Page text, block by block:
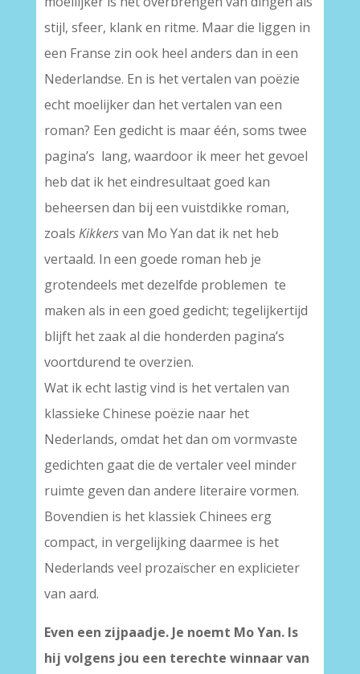
stijl, sfeer, klank en ritme. Maar die liggen in
een Franse zin ook heel anders dan in een
Nederlandse. En is het vertalen van poëzie
echt moelijker dan het vertalen van een
roman? Een gedicht is maar één, soms twee
pagina’s lang, waardoor ik meer het gevoel
heb dat ik het eindresultaat goed kan
beheersen dan bij een vuistdikke roman,
zoals Kikkersvan Mo Yan dat ik net heb
vertaald. In een goede roman heb je
grotendeels met dezelfde problemen te
maken als in een goed gedicht; tegelijkertijd
blijft het zaak al die honderden pagina’s
voortdurend te overzien.
Wat ik echt lastig vind is het vertalen van
klassieke Chinese poëzie naar het
Nederlands, omdat het dan om vormvaste
gedichten gaat die de vertaler veel minder
ruimte geven dan andere literaire vormen.
Bovendien is het klassiek Chinees erg
compact, in vergelijking daarmee is het
Nederlands veel prozaïscher en explicieter
van aard.
Even een zijpaadje. Je noemt Mo Yan. Is
hij volgens jou een terechte winnaar van